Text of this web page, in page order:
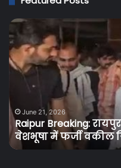
Raipur
Breaking:
रायपुर
न्यायालय
के
वेशभूषा
फर्जी
वकील
June 21, 2026
Raipur Breaking:
वेशभूषा में फर्जी वकील